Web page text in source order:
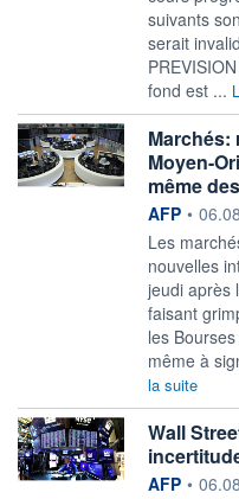
suivants
serait
fond est ...
Marchés:
Moyen-
même
information
AFP •
Les
nouvelles
jeudi après
faisant
les
même à
la suite
Wall
information
AFP •